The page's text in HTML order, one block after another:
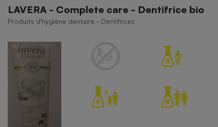
LAVERA - Complete care - Dentifrice bio
Produits d'hygiène dentaire - Dentifrices